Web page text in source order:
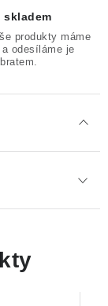
skladem
produkty máme
odesíláme je